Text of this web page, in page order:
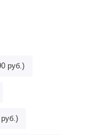
руб.)